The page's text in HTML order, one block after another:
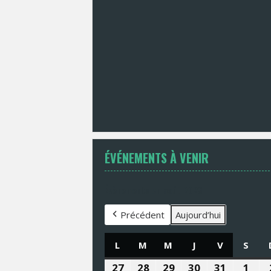
ÉVÉNEMENTS À VENIR
Précédent Aujourd’hui
L LUNDI
M MARDI
M MERCREDI
J JEUDIVVENDREDI
S
2727
2828
2929
30 31 1